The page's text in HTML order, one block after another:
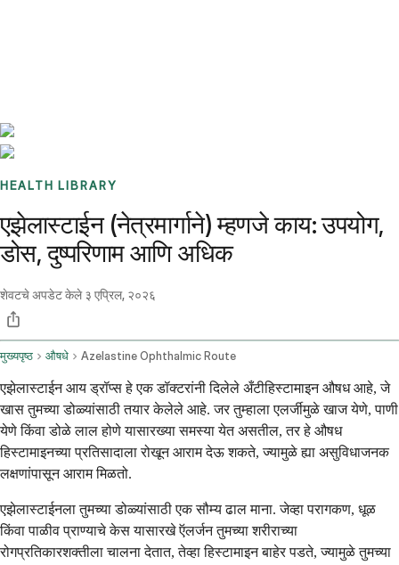
HEALTH LIBRARY
एझेलास्टाईन (नेत्रमार्गाने) म्हणजे काय: उपयोग,
डोस, दुष्परिणाम आणि अधिक
शेवटचे अपडेट केले ३ एप्रिल, २०२६
मुख्यपृष्ठ औषधे Azelastine Ophthalmic Route
एझेलास्टाईन आय ड्रॉप्स हे एक डॉक्टरांनी दिलेले अँटीहिस्टामाइन औषध आहे, जे
खास तुमच्या डोळ्यांसाठी तयार केलेले आहे. जर तुम्हाला एलर्जीमुळे खाज येणे, पाणी
येणे किंवा डोळे लाल होणे यासारख्या समस्या येत असतील, तर हे औषध
हिस्टामाइनच्या प्रतिसादाला रोखून आराम देऊ शकते, ज्यामुळे ह्या असुविधाजनक
लक्षणांपासून आराम मिळतो.
एझेलास्टाईनला तुमच्या डोळ्यांसाठी एक सौम्य ढाल माना. जेव्हा परागकण, धूळ
किंवा पाळीव प्राण्याचे केस यासारखे ऍलर्जन तुमच्या शरीराच्या
रोगप्रतिकारशक्तीला चालना देतात, तेव्हा हिस्टामाइन बाहेर पडते, ज्यामुळे तुमच्या